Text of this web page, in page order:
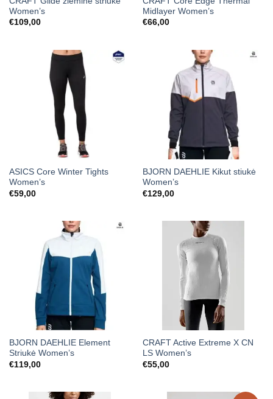
Women’s
€109,00
Midlayer Women’s
€66,00
ASICS Core Winter Tights
Women’s
€59,00
BJORN DAEHLIE Kikut stiukė
Women’s
€129,00
BJORN DAEHLIE Element
Striukė Women’s
€119,00
CRAFT Active Extreme X CN
LS Women’s
€55,00